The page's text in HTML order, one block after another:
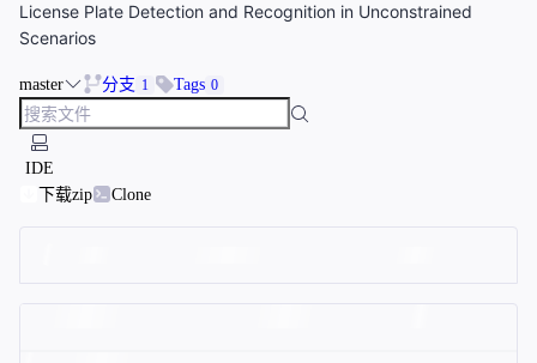
License Plate Detection and Recognition in Unconstrained
Scenarios
master 分支 1 Tags 0
IDE
下载zip
Clone